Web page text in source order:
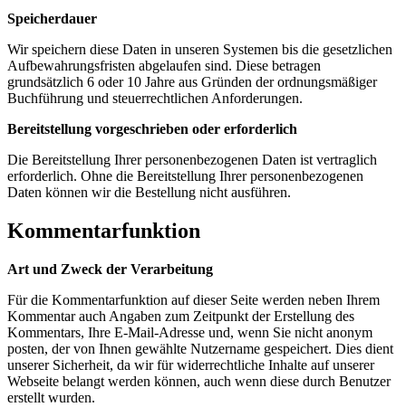
Speicherdauer
Wir speichern diese Daten in unseren Systemen bis die gesetzlichen
Aufbewahrungsfristen abgelaufen sind. Diese betragen
grundsätzlich 6 oder 10 Jahre aus Gründen der ordnungsmäßiger
Buchführung und steuerrechtlichen Anforderungen.
Bereitstellung vorgeschrieben oder erforderlich
Die Bereitstellung Ihrer personenbezogenen Daten ist vertraglich
erforderlich. Ohne die Bereitstellung Ihrer personenbezogenen
Daten können wir die Bestellung nicht ausführen.
Kommentarfunktion
Art und Zweck der Verarbeitung
Für die Kommentarfunktion auf dieser Seite werden neben Ihrem
Kommentar auch Angaben zum Zeitpunkt der Erstellung des
Kommentars, Ihre E-Mail-Adresse und, wenn Sie nicht anonym
posten, der von Ihnen gewählte Nutzername gespeichert. Dies dient
unserer Sicherheit, da wir für widerrechtliche Inhalte auf unserer
Webseite belangt werden können, auch wenn diese durch Benutzer
erstellt wurden.